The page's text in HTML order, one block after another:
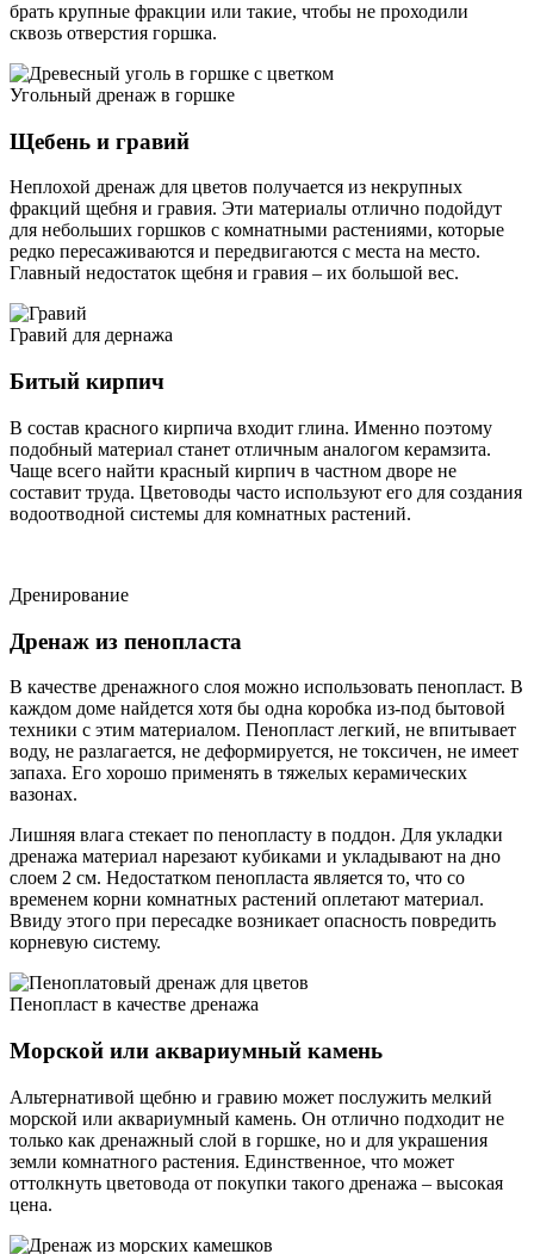
брать крупные фракции или такие, чтобы не проходили
сквозь отверстия горшка.
Угольный дренаж в горшке
Щебень и гравий
Неплохой дренаж для цветов получается из некрупных
фракций щебня и гравия. Эти материалы отлично подойдут
для небольших горшков с комнатными растениями, которые
редко пересаживаются и передвигаются с места на место.
Главный недостаток щебня и гравия – их большой вес.
Гравий для дернажа
Битый кирпич
В состав красного кирпича входит глина. Именно поэтому
подобный материал станет отличным аналогом керамзита.
Чаще всего найти красный кирпич в частном дворе не
составит труда. Цветоводы часто используют его для создания
водоотводной системы для комнатных растений.
Дренирование
Дренаж из пенопласта
В качестве дренажного слоя можно использовать пенопласт. В
каждом доме найдется хотя бы одна коробка из-под бытовой
техники с этим материалом. Пенопласт легкий, не впитывает
воду, не разлагается, не деформируется, не токсичен, не имеет
запаха. Его хорошо применять в тяжелых керамических
вазонах.
Лишняя влага стекает по пенопласту в поддон. Для укладки
дренажа материал нарезают кубиками и укладывают на дно
слоем 2 см. Недостатком пенопласта является то, что со
временем корни комнатных растений оплетают материал.
Ввиду этого при пересадке возникает опасность повредить
корневую систему.
Пенопласт в качестве дренажа
Морской или аквариумный камень
Альтернативой щебню и гравию может послужить мелкий
морской или аквариумный камень. Он отлично подходит не
только как дренажный слой в горшке, но и для украшения
земли комнатного растения. Единственное, что может
оттолкнуть цветовода от покупки такого дренажа – высокая
цена.